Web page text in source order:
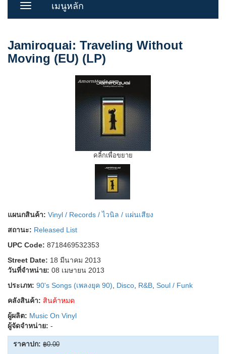
Toggle
เมนูหลัก
Jamiroquai: Traveling Without
Moving (EU) (LP)
คลิ้กเพื่อขยาย
แผนกสินค้า: Vinyl / Records / ไวนิล / แผ่นเสียง
สถานะ: Released List
UPC Code: 8718469532353
Street Date: 18 มีนาคม 2013
วันที่จำหน่าย: 08 เมษายน 2013
ประเภท: 90's Songs (เพลงยุค 90) Disco R&B Soul / Funk
คลังสินค้า: สินค้าหมด
ผู้ผลิต: Music On Vinyl
ผู้จัดจำหน่าย: -
ราคาปก: ฿0.00